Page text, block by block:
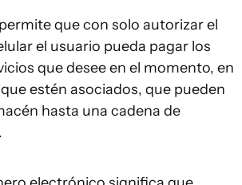
que con solo autorizar el
el usuario pueda pagar los
que desee en el momento, en
estén asociados, que pueden
hasta una cadena de